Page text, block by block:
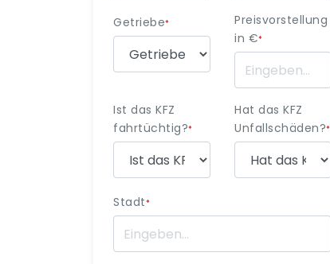
Getriebe*
Preisvorstellung
in €*
Ist das KFZ
fahrtüchtig?*
Hat das KFZ
Unfallschäden?*
Stadt*